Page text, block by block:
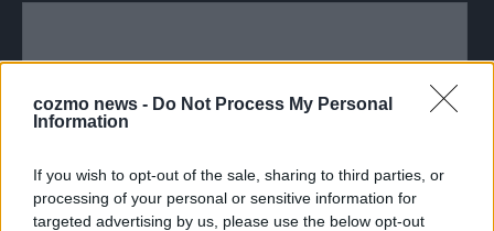
cozmo news - Do Not Process My Personal
Information
If you wish to opt-out of the sale, sharing to third parties, or
processing of your personal or sensitive information for
targeted advertising by us, please use the below opt-out
E-Mail